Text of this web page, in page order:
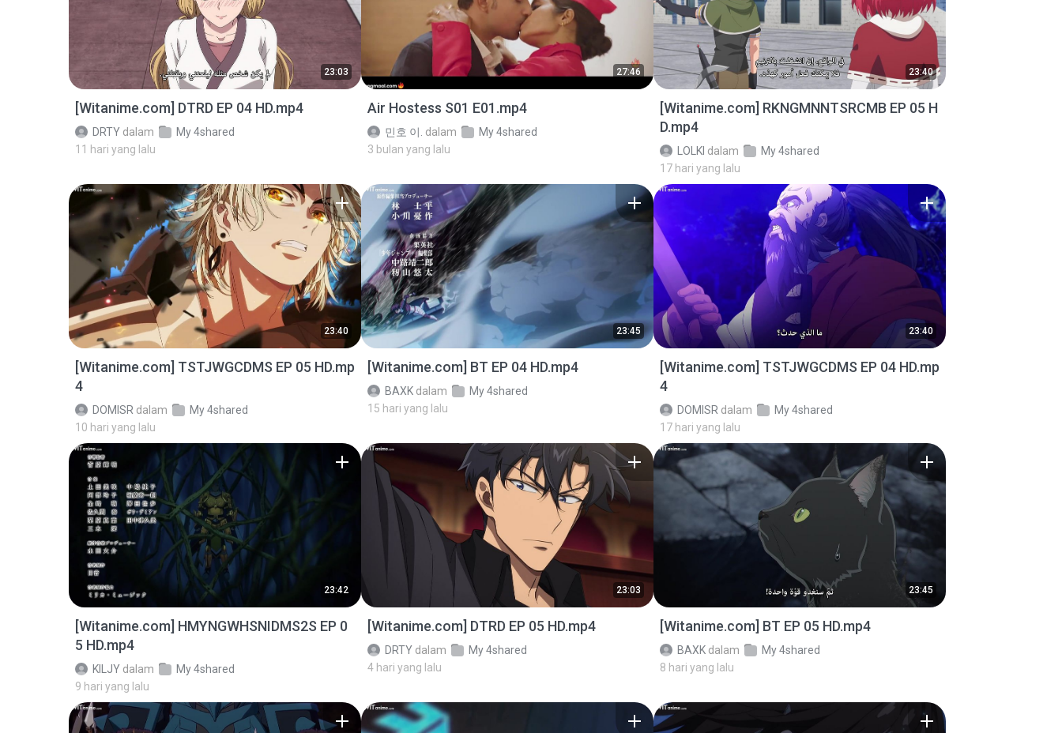
23:03
[Witanime.com] DTRD EP 04 HD.mp4
DRTY dalam
My 4shared
11 hari yang lalu
27:46
Air Hostess S01 E01.mp4
민호 이. dalam
My 4shared
3 bulan yang lalu
23:40
[Witanime.com] RKNGMNNTSRCMB EP 05 H
D.mp4
LOLKI dalam
My 4shared
17 hari yang lalu
23:40
[Witanime.com] TSTJWGCDMS EP 05 HD.mp
4
DOMISR dalam
My 4shared
10 hari yang lalu
23:45
[Witanime.com] BT EP 04 HD.mp4
BAXK dalam
My 4shared
15 hari yang lalu
23:40
[Witanime.com] TSTJWGCDMS EP 04 HD.mp
4
DOMISR dalam
My 4shared
17 hari yang lalu
23:42
[Witanime.com] HMYNGWHSNIDMS2S EP 0
5 HD.mp4
KILJY dalam
My 4shared
9 hari yang lalu
23:03
[Witanime.com] DTRD EP 05 HD.mp4
DRTY dalam
My 4shared
4 hari yang lalu
23:45
[Witanime.com] BT EP 05 HD.mp4
BAXK dalam
My 4shared
8 hari yang lalu